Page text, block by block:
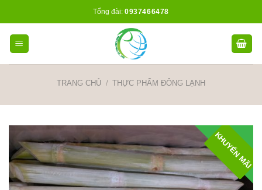
to
content
Tổng đài: 0937466478
TRANG CHỦ / THỰC PHẨM ĐÔNG LẠNH
KHUYẾN MÃI